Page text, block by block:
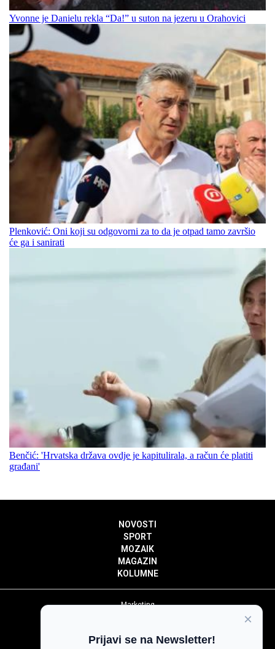
Yvonne je Danielu rekla “Da!” u suton na jezeru u Orahovici
Plenković: Oni koji su odgovorni za to da je otpad tamo završio
će ga i sanirati
Benčić: 'Hrvatska država ovdje je kapitulirala, a račun će platiti
građani'
NOVOSTI
SPORT
MOZAIK
MAGAZIN
KOLUMNE
Marketing
Impressum
×
Prijavi se na Newsletter!